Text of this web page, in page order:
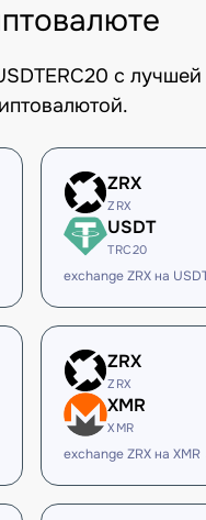
с
ZRX
ZRX
USDT
TRC20
exchange ZRX на
ZRX
ZRX
XMR
XMR
exchange ZRX на